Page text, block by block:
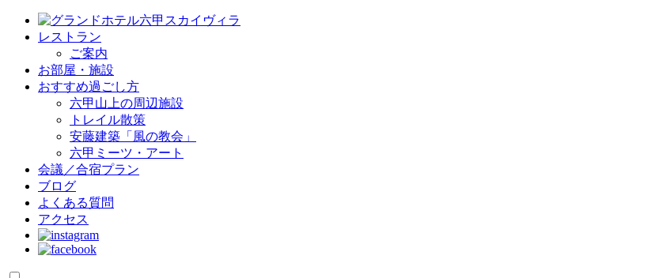
レストラン
ご案内
お部屋・施設
おすすめ過ごし方
六甲山上の周辺施設
トレイル散策
安藤建築「風の教会」
六甲ミーツ・アート
会議／合宿プラン
ブログ
よくある質問
アクセス